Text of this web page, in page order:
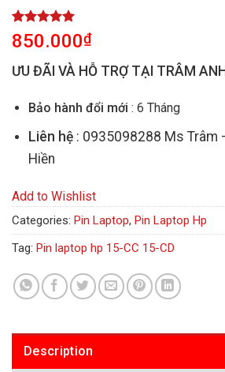
Rated
5.00
out of 5
based on
1
customer
850.000₫
ƯU ĐÃI VÀ HỖ TRỢ TẠI TRÂM
Bảo hành đổi mới : 6 Tháng
Liên hệ: 0935098288 Ms Trâm
Hiền
Add to Wishlist
Categories: Pin Laptop, Pin Laptop Hp
Tag: Pin laptop hp 15-CC 15-CD
Description